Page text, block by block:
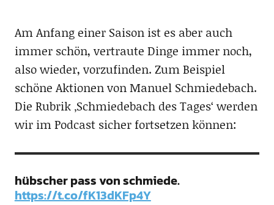
Am Anfang einer Saison ist es aber auch
immer schön, vertraute Dinge immer noch,
also wieder, vorzufinden. Zum Beispiel
schöne Aktionen von Manuel Schmiedebach.
Die Rubrik ‚Schmiedebach des Tages‘ werden
wir im Podcast sicher fortsetzen können:
hübscher pass von schmiede.
https://t.co/fK13dKFp4Y